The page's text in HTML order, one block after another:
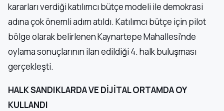
kararları verdiği katılımcı bütçe modeli ile demokrasi
adına çok önemli adım atıldı. Katılımcı bütçe için pilot
bölge olarak belirlenen Kaynartepe Mahallesi’nde
oylama sonuçlarının ilan edildiği 4. halk buluşması
gerçekleşti.
HALK SANDIKLARDA VE DİJİTAL ORTAMDA OY
KULLANDI